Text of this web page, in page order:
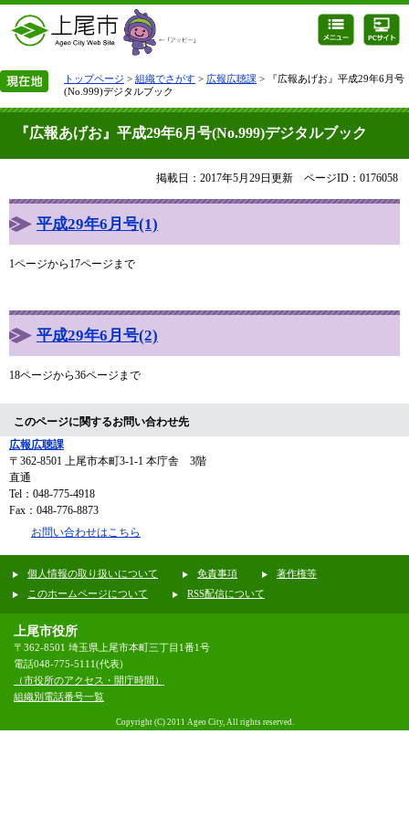
トップページ > 組織でさがす > 広報広聴課 > 『広報あげお』平成29年6月号
(No.999)デジタルブック
『広報あげお』平成29年6月号(No.999)デジタルブック
掲載日：2017年5月29日更新 ページID：0176058
平成29年6月号(1)
1ページから17ページまで
平成29年6月号(2)
18ページから36ページまで
このページに関するお問い合わせ先
広報広聴課
〒362-8501 上尾市本町3-1-1 本庁舎 3階
直通
Tel：048-775-4918
Fax：048-776-8873
お問い合わせはこちら
個人情報の取り扱いについて 免責事項
著作権等
このホームページについて
RSS配信について
上尾市役所
〒362-8501 埼玉県上尾市本町三丁目1番1号
電話048-775-5111(代表)
（市役所のアクセス・開庁時間）
組織別電話番号一覧
Copyright (C) 2011 Ageo City, All rights reserved.